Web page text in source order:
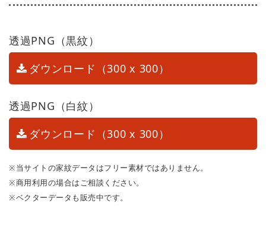
透過PNG（黒紋）
ダウンロード（300 x 300）
透過PNG（白紋）
ダウンロード（300 x 300）
※当サイトの家紋データはフリー素材ではありません。
※商用利用の場合はご相談ください。
※ベクターデータも販売中です。